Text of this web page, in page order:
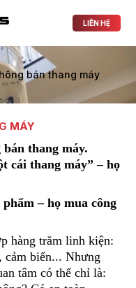
LIÊN HỆ
bán thang máy
MÁY
thang máy.
cái thang máy” – họ
– họ mua công
hàng trăm linh kiện:
cảm biến... Nhưng
tâm có thể chỉ là:
Close